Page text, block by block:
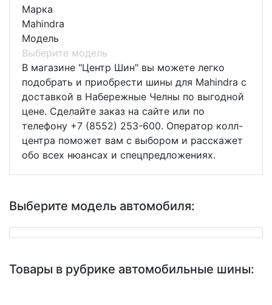
Марка
Mahindra
Модель
Выберите модель
В магазине "Центр Шин" вы можете легко
подобрать и приобрести шины для Mahindra с
доставкой в Набережные Челны по выгодной
цене. Сделайте заказ на сайте или по
телефону +7 (8552) 253-600. Оператор колл-
центра поможет вам с выбором и расскажет
обо всех нюансах и спецпредложениях.
Выберите модель автомобиля:
Товары в рубрике автомобильные шины: